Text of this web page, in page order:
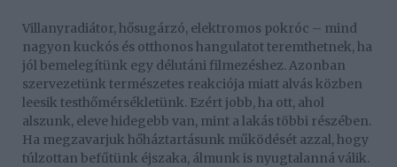
Villanyradiátor, hősugárzó, elektromos pokróc – mind
nagyon kuckós és otthonos hangulatot teremthetnek, ha
jól bemelegítünk egy délutáni filmezéshez. Azonban
szervezetünk természetes reakciója miatt alvás közben
leesik testhőmérsékletünk. Ezért jobb, ha ott, ahol
alszunk, eleve hidegebb van, mint a lakás többi részében.
Ha megzavarjuk hőháztartásunk működését azzal, hogy
túlzottan befűtünk éjszaka, álmunk is nyugtalanná válik.